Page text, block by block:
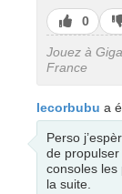
J’aime
0
Jouez à
France
lecorbubu a
Perso
de
consoles les
la suite.